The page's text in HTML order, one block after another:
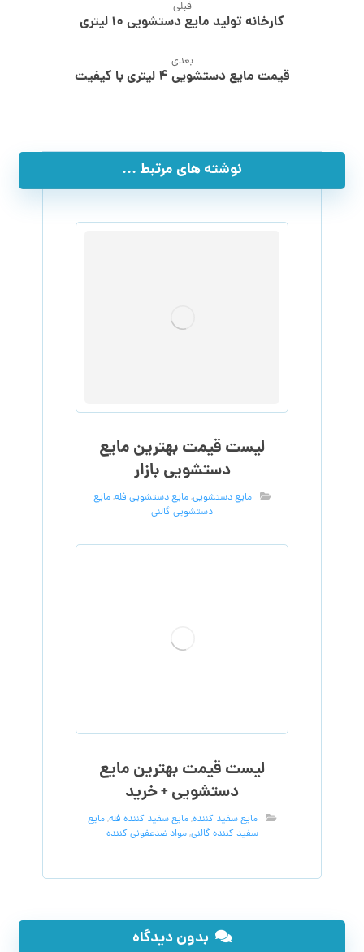
قبلی
کارخانه تولید مایع دستشویی ۱۰ لیتری
بعدی
قیمت مایع دستشویی ۴ لیتری با کیفیت
نوشته های مرتبط ...
لیست قیمت بهترین مایع
دستشویی بازار
مایع دستشویی,مایع دستشویی فله,مایع
دستشویی گالنی
لیست قیمت بهترین مایع
دستشویی + خرید
مایع سفید کننده,مایع سفید کننده فله,مایع
سفید کننده گالنی,مواد ضدعفونی کننده
بدون دیدگاه